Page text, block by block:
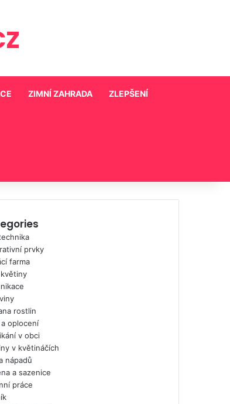
ZIMNÍ ZAHRADA ZLEPŠENÍ
prvky
farma
rostlin
oplocení
v obci
v květináčích
nápadů
a sazenice
práce